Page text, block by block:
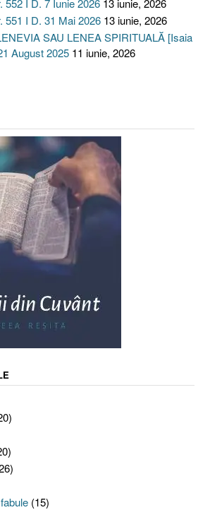
551 I D. 31 Mai 2026 13 iunie, 2026
SAU LENEA SPIRITUALĂ [Isaia
August 2025 11 iunie, 2026
(15)